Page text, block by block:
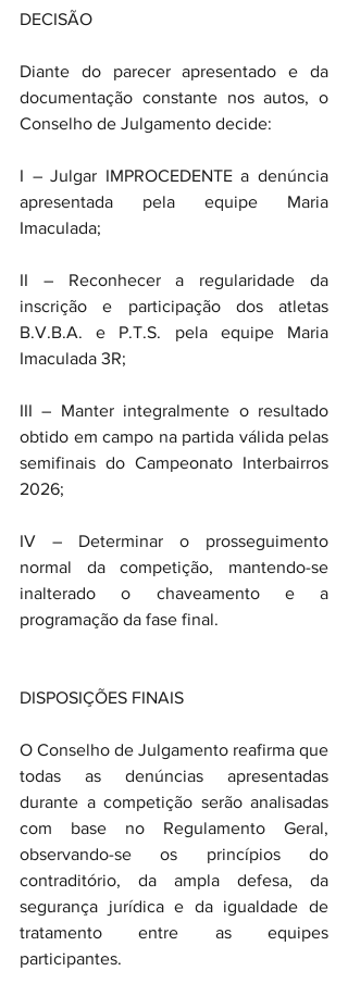
DECISÃO
Diante do parecer apresentado e da
documentação constante nos autos, o
Conselho de Julgamento decide:
I – Julgar IMPROCEDENTE a denúncia
apresentada pela equipe Maria
Imaculada;
II – Reconhecer a regularidade da
inscrição e participação dos atletas
B.V.B.A. e P.T.S. pela equipe Maria
Imaculada 3R;
III – Manter integralmente o resultado
obtido em campo na partida válida pelas
semifinais do Campeonato Interbairros
2026;
IV – Determinar o prosseguimento
normal da competição, mantendo-se
inalterado o chaveamento e a
programação da fase final.
DISPOSIÇÕES FINAIS
O Conselho de Julgamento reafirma que
todas as denúncias apresentadas
durante a competição serão analisadas
com base no Regulamento Geral,
observando-se os princípios do
contraditório, da ampla defesa, da
segurança jurídica e da igualdade de
tratamento entre as equipes
participantes.